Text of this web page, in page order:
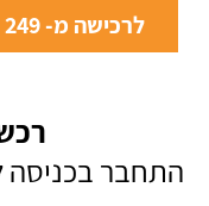
לרכישה מ- 249 ₪
התחבר בכניסה